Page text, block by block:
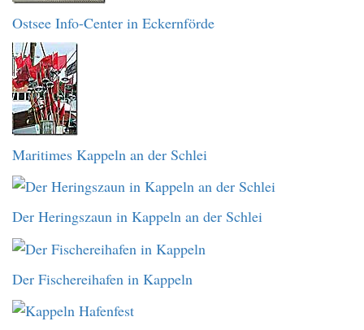
Ostsee Info-Center in Eckernförde
Maritimes Kappeln an der Schlei
Der Heringszaun in Kappeln an der Schlei
Der Fischereihafen in Kappeln